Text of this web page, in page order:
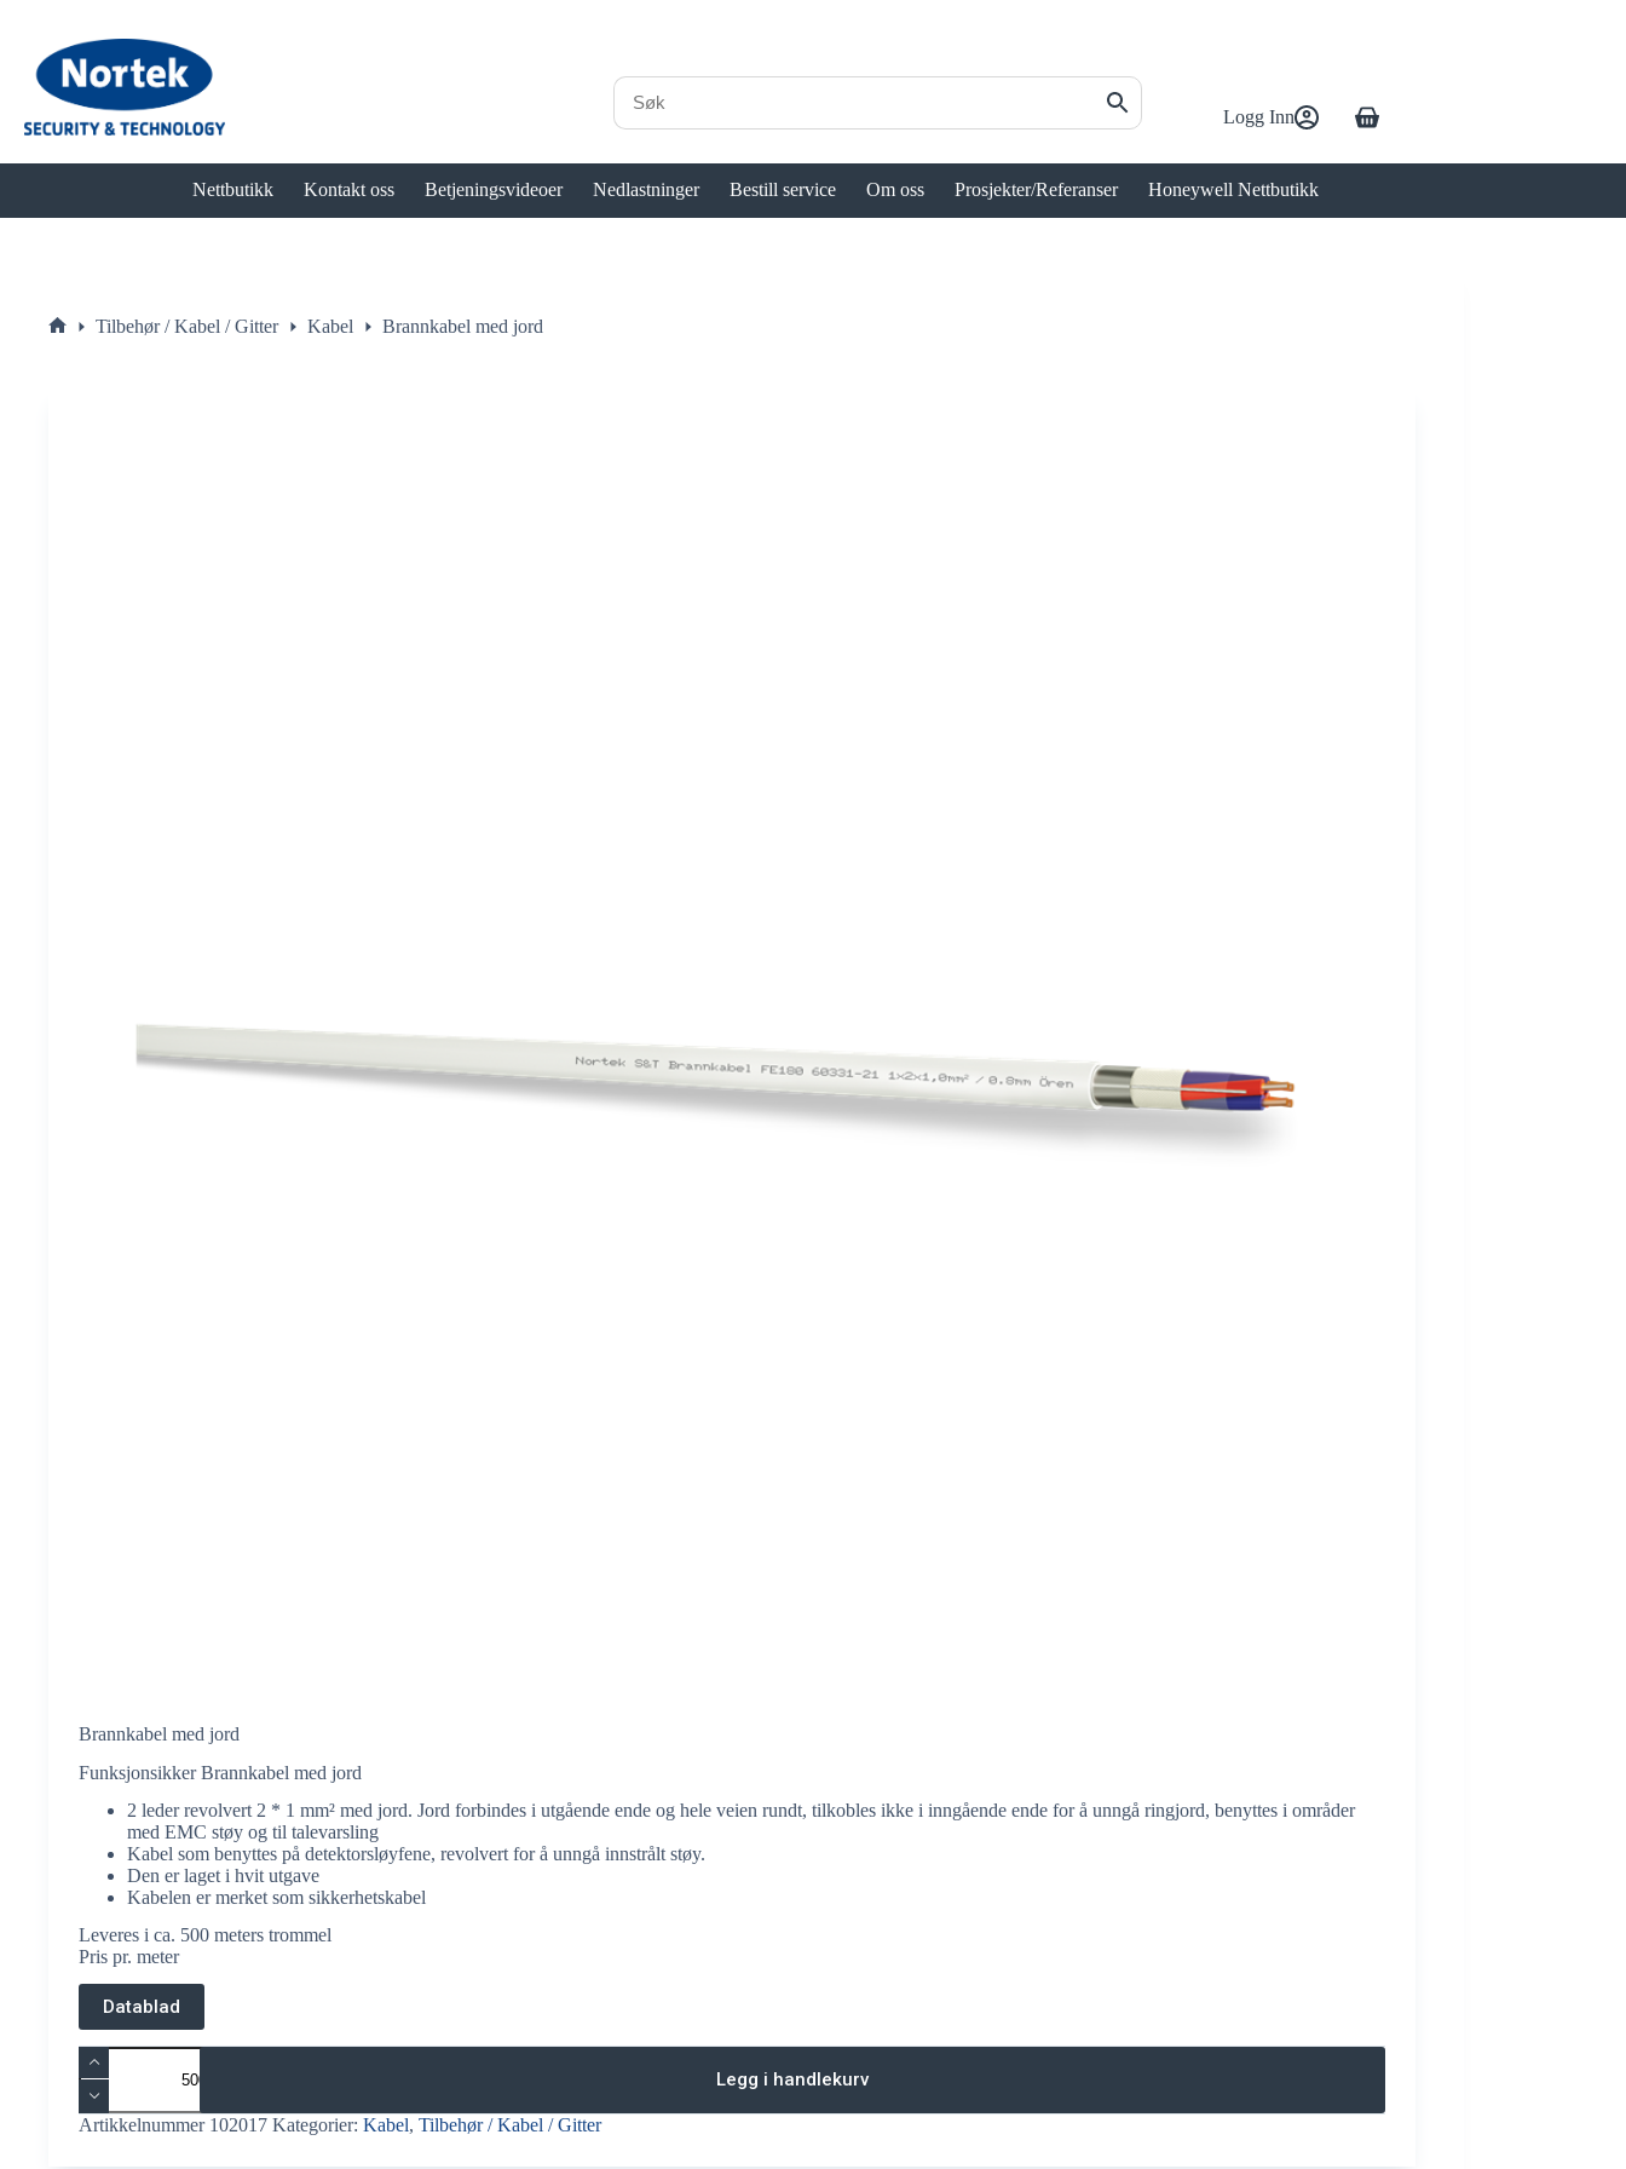
innholdet
Logg Inn Handlekurv
Nettbutikk Kontakt oss Betjeningsvideoer Nedlastninger Bestill service Om oss Prosjekter/Referanser Honeywell Nettbutikk
Tilbehør / Kabel / Gitter Kabel Brannkabel med jord
Brannkabel med jord
Funksjonsikker Brannkabel med jord
2 leder revolvert 2 * 1 mm² med jord. Jord forbindes i utgående ende og hele veien rundt, tilkobles ikke i inngående ende for å unngå ringjord, benyttes i områder
med EMC støy og til talevarsling
Kabel som benyttes på detektorsløyfene, revolvert for å unngå innstrålt støy.
Den er laget i hvit utgave
Kabelen er merket som sikkerhetskabel
Leveres i ca. 500 meters trommel
Pris pr. meter
Datablad
Brannkabel
med
jord
antall
Legg i handlekurv
Artikkelnummer 102017 Kategorier: Kabel, Tilbehør / Kabel / Gitter